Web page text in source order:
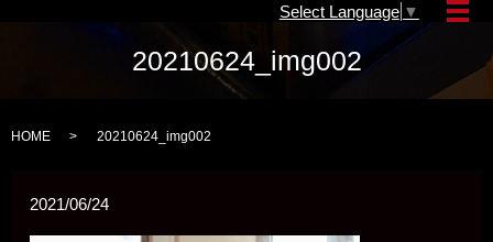
Select Language ▼ メ
20210624_img002
HOME 20210624_img002
2021/06/24